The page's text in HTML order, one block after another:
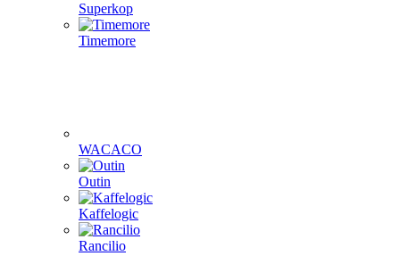
Superkop
Timemore
WACACO
Outin
Kaffelogic
Rancilio